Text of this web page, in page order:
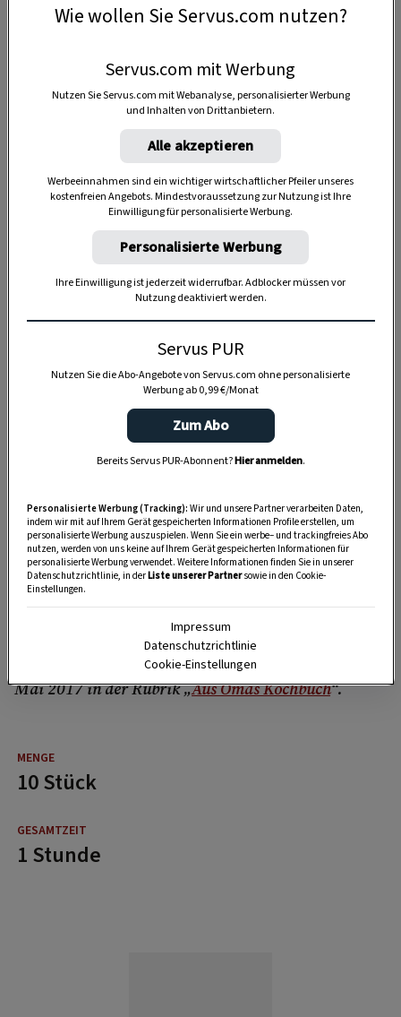
Der Ursprung der Innviertler Affen
Das Originalrezept stammt von einer Hausfrau
aus Gurten. Die Schustermann Kathi ist bis heute
weithin für ihr gutes Schmalzgebäck bekannt,
und Schwiegervater Gerhard ließ sich von ihr
höchstpersönlich zeigen, wie es geht: Teigflecke
werden in zusammenhängende Streifen geradelt,
auf einen Kochlöffelstiel gefädelt, dann lässt man
die Affen Stück für Stück ins heiße Fett rutschen.
Je zurHälfte Kokosfett und Butterschmalz
die optimale Mischung, die man hoch genug
erhitzen kann.
Der
Topf sollte einen
Durchmesser von
maximal 12 Zentimeternhaben, dann
erhalten die Affen die richtige Form.
Sehr beliebt waren die Innviertler Affen übrigens
vermutlich auch ihren tierischen Namen
einbrachte. Denn wurde etwa dem Alkohol im
Feiertagsgetriebe gar zu sehr zugesprochen,
dann half mitunter nicht einmal mehr das deftige
Schmalzgebäck, um sich nicht völlig„zum Affen zu
Dieses Rezept erschien in Servus in Stadt & Land im
Mai 2017 in der Rubrik „Aus Omas Kochbuch“.
10 Stück
1 Stunde
Wie wollen Sie Servus.com nutzen?
Servus.com mit Werbung
Nutzen Sie Servus.com mit Webanalyse, personalisierter Werbung
und Inhalten von Drittanbietern.
Alle akzeptieren
Werbeeinnahmen sind ein wichtiger wirtschaftlicher Pfeiler unseres
kostenfreien Angebots. Mindestvoraussetzung zur Nutzung ist Ihre
Einwilligung für personalisierte Werbung.
Personalisierte Werbung
Ihre Einwilligung ist jederzeit widerrufbar. Adblocker müssen vor
Nutzung deaktiviert werden.
Servus PUR
Nutzen Sie die Abo-Angebote von Servus.com ohne personalisierte
Werbung ab 0,99 €/Monat
Zum Abo
Bereits Servus PUR-Abonnent?Hier anmelden.
Personalisierte Werbung (Tracking): Wir und unsere Partner verarbeiten Daten,
indem wir mit auf Ihrem Gerät gespeicherten Informationen Profile erstellen, um
personalisierte Werbung auszuspielen. Wenn Sie ein werbe– und trackingfreies Abo
nutzen, werden von uns keine auf Ihrem Gerät gespeicherten Informationen für
personalisierte Werbung verwendet. Weitere Informationen finden Sie in unserer
Datenschutzrichtlinie, in derListe unserer Partnersowie in den Cookie-
Einstellungen.
Impressum
Datenschutzrichtlinie
Cookie-Einstellungen